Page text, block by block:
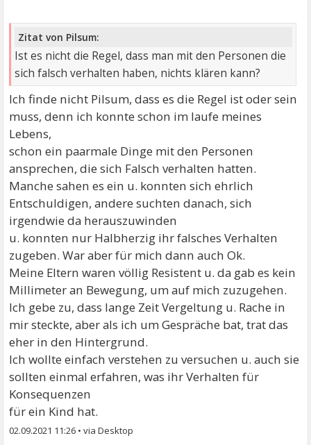
Zitat von Pilsum:
Ist es nicht die Regel, dass man mit den Personen die
sich falsch verhalten haben, nichts klären kann?
Ich finde nicht Pilsum, dass es die Regel ist oder sein
muss, denn ich konnte schon im laufe meines
Lebens,
schon ein paarmale Dinge mit den Personen
ansprechen, die sich Falsch verhalten hatten.
Manche sahen es ein u. konnten sich ehrlich
Entschuldigen, andere suchten danach, sich
irgendwie da herauszuwinden
u. konnten nur Halbherzig ihr falsches Verhalten
zugeben. War aber für mich dann auch Ok.
Meine Eltern waren völlig Resistent u. da gab es kein
Millimeter an Bewegung, um auf mich zuzugehen.
Ich gebe zu, dass lange Zeit Vergeltung u. Rache in
mir steckte, aber als ich um Gespräche bat, trat das
eher in den Hintergrund.
Ich wollte einfach verstehen zu versuchen u. auch sie
sollten einmal erfahren, was ihr Verhalten für
Konsequenzen
für ein Kind hat.
02.09.2021 11:26 •